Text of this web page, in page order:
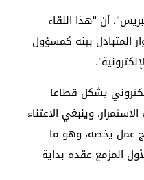
أن "هذا اللقاء
المتبادل بينه كمسؤول
يشكل قطاعا
وينبغي الاعتناء
عمل يخصه، وهو ما
المزمع عقده بداية